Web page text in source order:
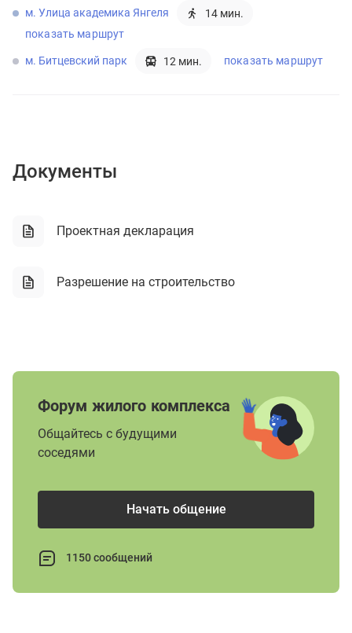
м. Улица академика Янгеля
14 мин.
показать маршрут
м. Битцевский парк 12 мин. показать маршрут
Документы
Проектная декларация
Разрешение на строительство
Форум жилого комплекса
Общайтесь с будущими
соседями
Начать общение
1150 сообщений